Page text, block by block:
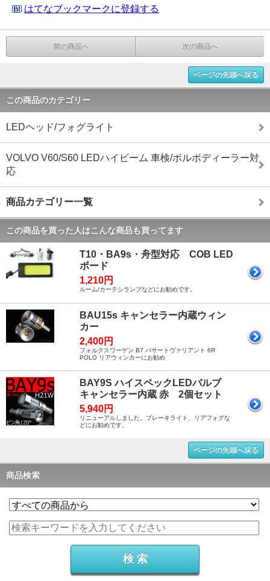
はてなブックマークに登録する
前の商品へ 次の商品へ
ページの先頭へ戻る
この商品のカテゴリー
LEDヘッド/フォグライト
VOLVO V60/S60 LEDハイビーム 車検/ボルボディーラー対
応
商品カテゴリー一覧
この商品を買った人はこんな商品も買ってます
T10・BA9s・舟型対応 COB LED
ボード
1,210円
ルーム/カーテシランプなどにお勧めです。
BAU15s キャンセラー内蔵ウィン
カー
2,400円
フォルクスワーゲン B7 パサートヴァリアント 6R
POLO リアウィンカーにお勧め
BAY9S ハイスペックLEDバルブ
キャンセラー内蔵 赤 2個セット
5,940円
リニューアルしました。ブレーキライト、リアフォグな
どにお勧めです。
ページの先頭へ戻る
商品検索